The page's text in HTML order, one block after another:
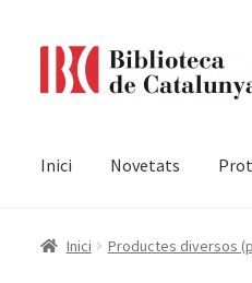
Inici Novetats
Pàgina d'inici Accessibilitat
Inici Productes diversos